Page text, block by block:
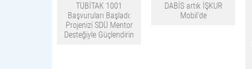
TÜBİTAK 1001
Başvuruları Başladı:
Projenizi SDÜ Mentor
Desteğiyle Güçlendirin
DABİS artık İŞKUR
Mobil'de